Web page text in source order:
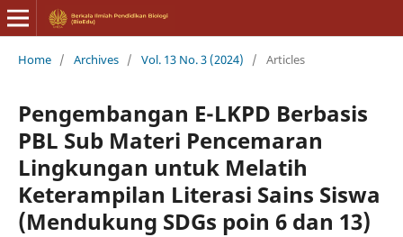
Home / Archives / Vol. 13 No. 3 (2024) / Articles
Pengembangan E-LKPD Berbasis
PBL Sub Materi Pencemaran
Lingkungan untuk Melatih
Keterampilan Literasi Sains Siswa
(Mendukung SDGs poin 6 dan 13)